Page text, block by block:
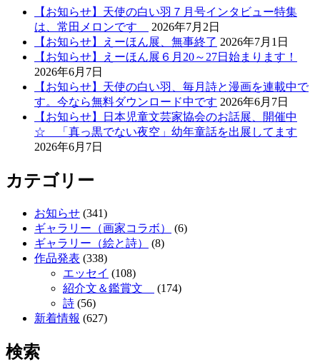
【お知らせ】天使の白い羽７月号インタビュー特集
は、常田メロンです
2026年7月2日
【お知らせ】えーほん展、無事終了 2026年7月1日
【お知らせ】えーほん展６月20～27日始まります！
2026年6月7日
【お知らせ】天使の白い羽、毎月詩と漫画を連載中で
す。今なら無料ダウンロード中です 2026年6月7日
【お知らせ】日本児童文芸家協会のお話展、開催中
☆ 「真っ黒でない夜空」幼年童話を出展してます
2026年6月7日
カテゴリー
お知らせ (341)
ギャラリー（画家コラボ）
(6)
ギャラリー（絵と詩）
(8)
作品発表 (338)
エッセイ (108)
紹介文＆鑑賞文
(174)
詩 (56)
新着情報 (627)
検索